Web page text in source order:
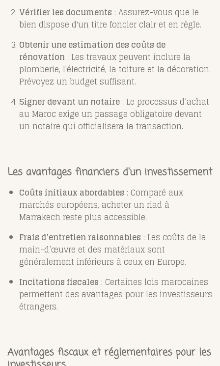
Vérifier les documents : Assurez-vous que le
bien dispose d'un titre foncier clair et en règle.
Obtenir une estimation des coûts de
rénovation : Les travaux peuvent inclure la
plomberie, l'électricité, la toiture et la décoration.
Prévoyez un budget suffisant.
Signer devant un notaire : Le processus d’achat
au Maroc exige un passage obligatoire devant
un notaire qui officialisera la transaction.
Les avantages financiers d'un investissement
Coûts initiaux abordables : Comparé aux
marchés européens, acheter un riad à
Marrakech reste plus accessible.
Frais d’entretien raisonnables : Les coûts de la
main-d’œuvre et des matériaux sont
généralement inférieurs à ceux en Europe.
Incitations fiscales : Certaines lois marocaines
permettent des avantages pour les investisseurs
étrangers.
Avantages fiscaux et réglementaires pour les